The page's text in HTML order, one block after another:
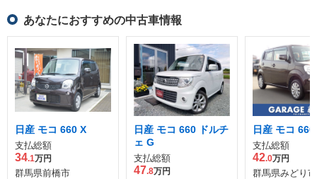
あなたにおすすめの中古車情報
日産 モコ 660 X
支払総額
34.1万円
群馬県前橋市
日産 モコ 660 ドルチ
ェ G
支払総額
47.8万円
日産 モコ 660
支払総額
42.0万円
群馬県みどり市